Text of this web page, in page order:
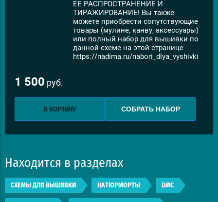
ЕЕ РАСПРОСТРАНЕНИЕ И
ТИРАЖИРОВАНИЕ! Вы также
можете приобрести сопутствующие
товары (мулине, канву, аксессуары)
или полный набор для вышивки по
данной схеме на этой странице
https://nadima.ru/nabori_dlya_vyshivki
1 500 руб.
В КОРЗИНУ СОБРАТЬ НАБОР
Находится в разделах
СХЕМЫ ДЛЯ ВЫШИВКИ НАТЮРМОРТЫ DMC